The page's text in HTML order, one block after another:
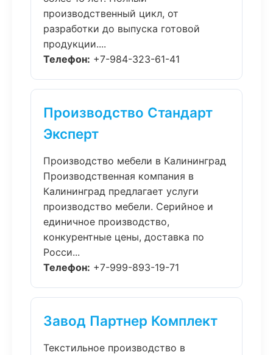
производственный цикл, от
разработки до выпуска готовой
продукции....
Телефон: +7-984-323-61-41
Производство Стандарт
Эксперт
Производство мебели в Калининград
Производственная компания в
Калининград предлагает услуги
производство мебели. Серийное и
единичное производство,
конкурентные цены, доставка по
Росси...
Телефон: +7-999-893-19-71
Завод Партнер Комплект
Текстильное производство в